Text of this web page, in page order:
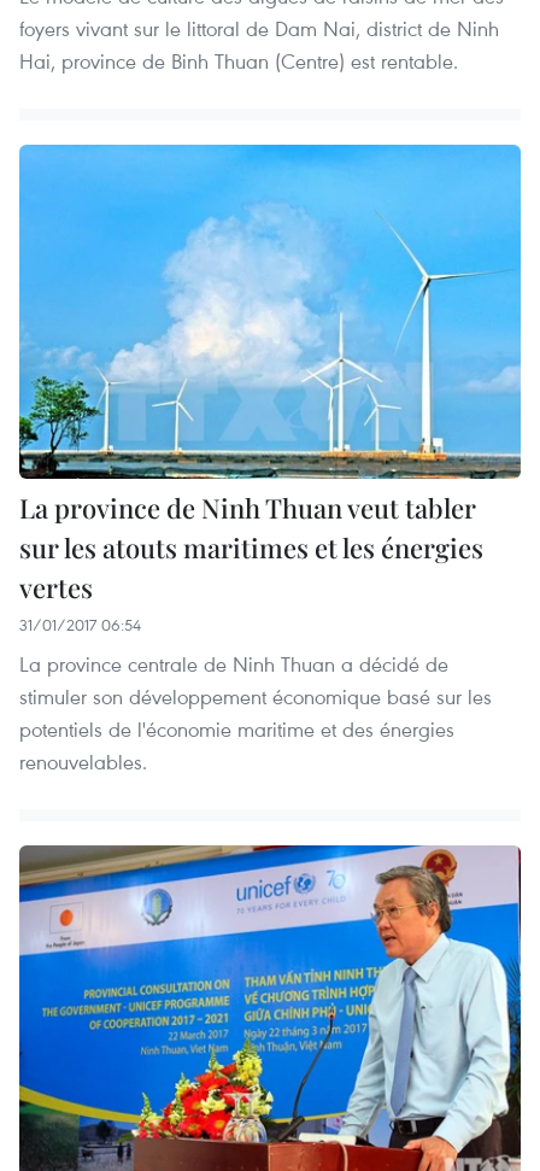
foyers vivant sur le littoral de Dam Nai, district de Ninh
Hai, province de Binh Thuan (Centre) est rentable.
La province de Ninh Thuan veut tabler
sur les atouts maritimes et les énergies
vertes
31/01/2017 06:54
La province centrale de Ninh Thuan a décidé de
stimuler son développement économique basé sur les
potentiels de l'économie maritime et des énergies
renouvelables.